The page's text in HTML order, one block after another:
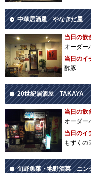
中華居酒屋 やなぎだ屋
当日の飲
オーダー
当日のイ
酢豚
20世紀居酒屋 TAKAYA
当日の飲
オーダー
当日のイ
もずくの
旬野魚菜・地野酒菜 ニン